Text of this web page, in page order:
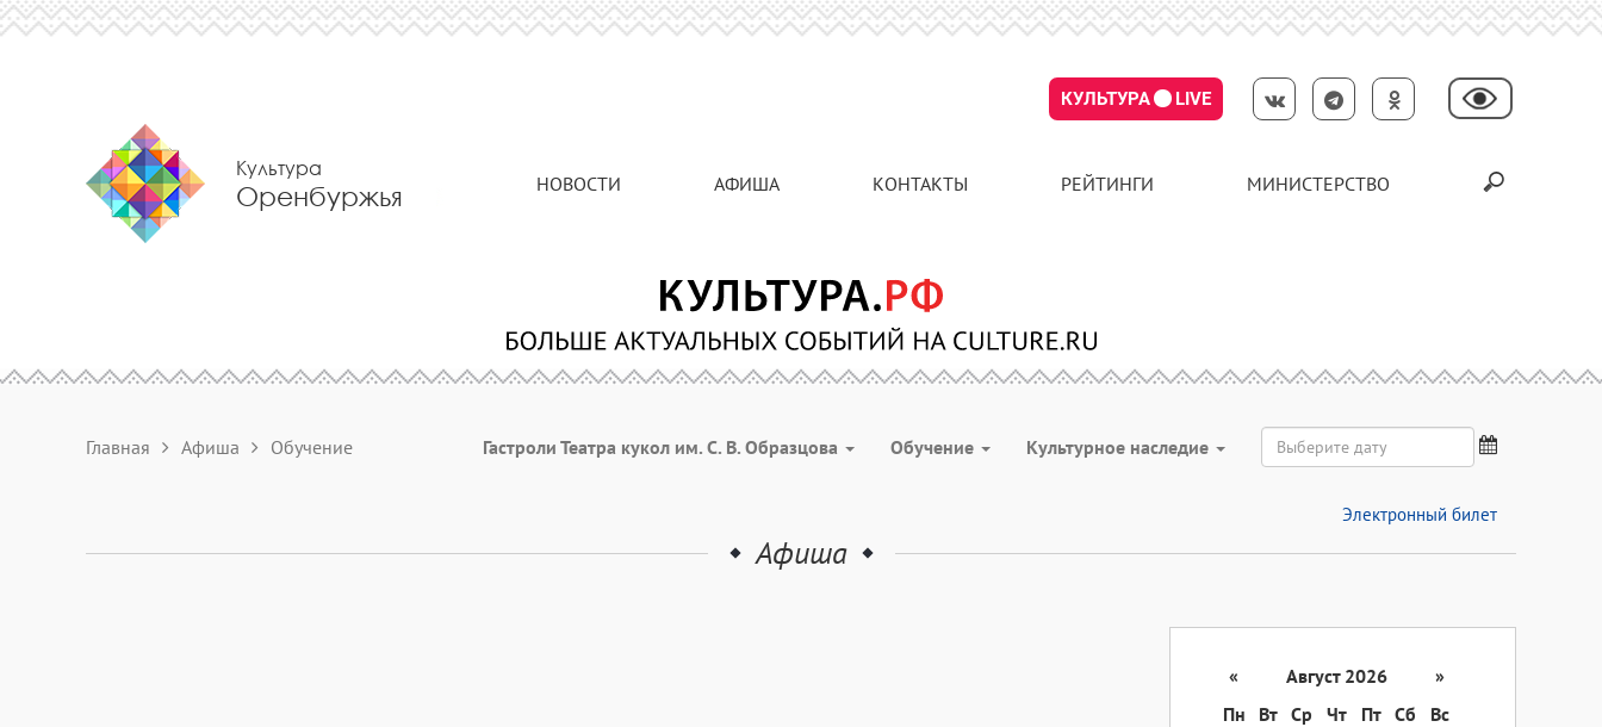
КУЛЬТУРА LIVE
Культура
Оренбуржья НОВОСТИ АФИША КОНТАКТЫ РЕЙТИНГИ МИНИСТЕРСТВО
Главная Афиша Обучение Гастроли Театра кукол им. С. В. Образцова Обучение Культурное наследие
Электронный билет
Афиша
« Август 2026
»
Пн
Вт Ср Чт Пт Сб
Вс